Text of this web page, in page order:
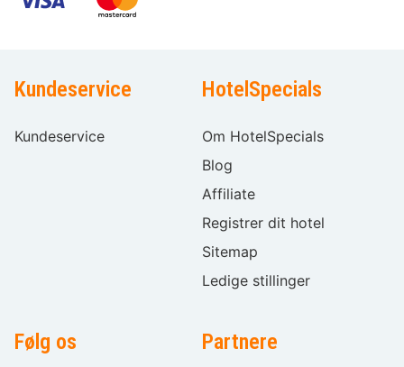
Kundeservice
Kundeservice
HotelSpecials
Om HotelSpecials
Blog
Affiliate
Registrer dit hotel
Sitemap
Ledige stillinger
Følg os Partnere